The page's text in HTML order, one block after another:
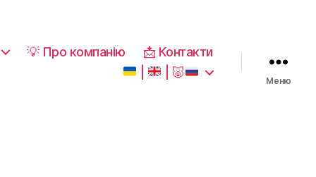
💡 Про компанію
📩 Контакти
🐷
Меню